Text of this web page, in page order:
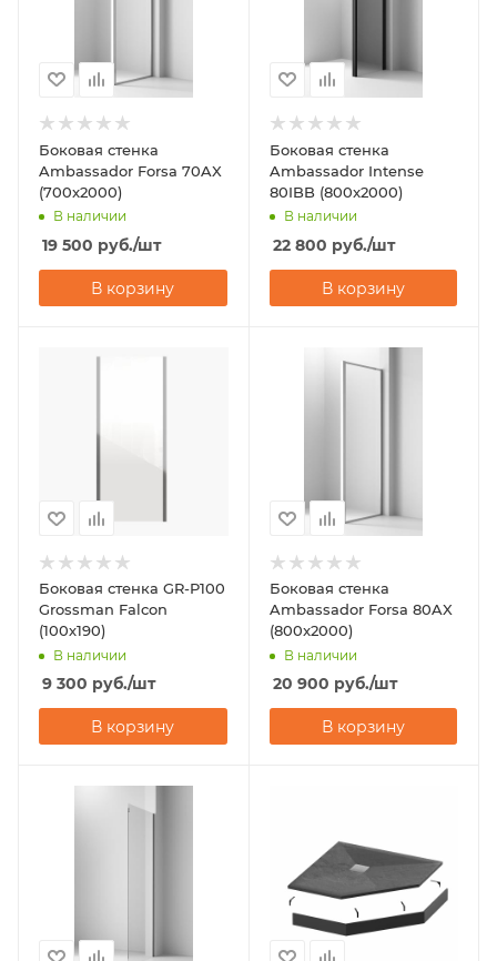
Боковая стенка
Ambassador Forsa 70AX
(700x2000)
В наличии
19 500 руб./шт
В корзину
Боковая стенка
Ambassador Intense
80IBB (800x2000)
В наличии
22 800 руб./шт
В корзину
Боковая стенка GR-P100
Grossman Falcon
(100х190)
В наличии
9 300 руб./шт
В корзину
Боковая стенка
Ambassador Forsa 80AX
(800x2000)
В наличии
20 900 руб./шт
В корзину